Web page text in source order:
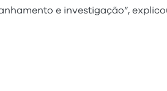
e investigação”,